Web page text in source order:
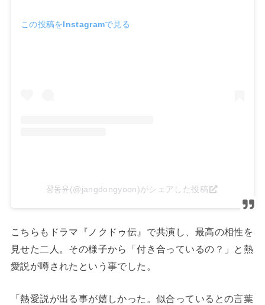
この投稿をInstagramで見る
장동윤(@jangdongyoon)がシェアした投稿
こちらもドラマ『ノクドゥ伝』で共演し、最高の相性を
見せた二人。その様子から「付き合っているの？」と熱
愛説が噂されたという事でした。
「熱愛説が出る事が嬉しかった。似合っているとの言葉